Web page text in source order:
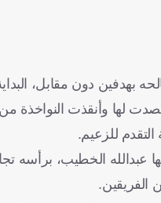
دون مقابل، البداية
لها وأنقذت النواخذة
للزعيم.
عبدالله الخطيب، برأسه
الفريقين.